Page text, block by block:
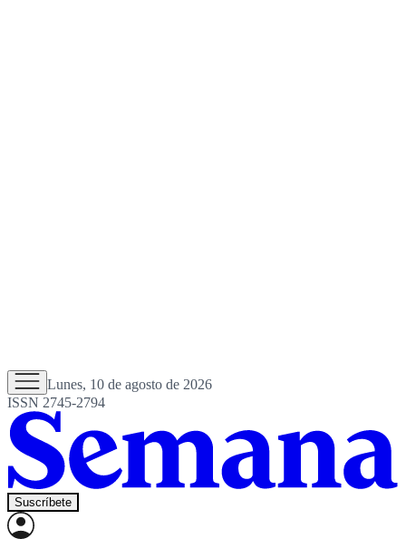
Lunes, 10 de agosto de 2026
ISSN 2745-2794
Suscríbete